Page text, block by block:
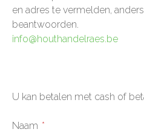
en adres te vermelden,
beantwoorden.
info@houthandelraes.be
U kan betalen met cash of
Naam